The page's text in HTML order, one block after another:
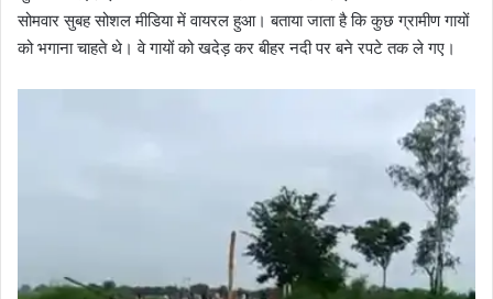
सोमवार सुबह सोशल मीडिया में वायरल हुआ। बताया जाता है कि कुछ ग्रामीण गायों
को भगाना चाहते थे। वे गायों को खदेड़ कर बीहर नदी पर बने रपटे तक ले गए।